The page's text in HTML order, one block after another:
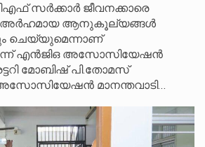
സർക്കാർ ജീവനക്കാരെ
അർഹമായ ആനുകൂല്യങ്ങൾ
ചെയ്യുമെന്നാണ്
എൻജിഒ അസോസിയേഷൻ
മോബിഷ് പി.തോമസ്
മാനന്തവാടി…